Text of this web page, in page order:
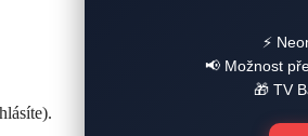
⚡
📢 Možnost
🎁 TV